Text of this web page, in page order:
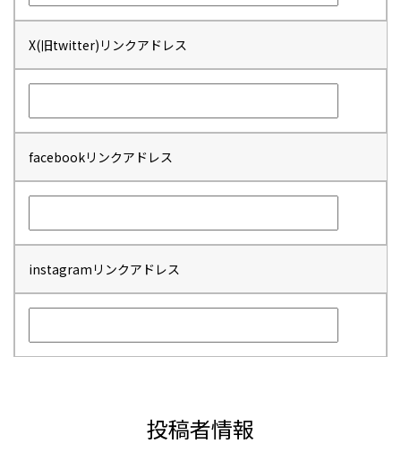
X(旧twitter)リンクアドレス
facebookリンクアドレス
instagramリンクアドレス
投稿者情報